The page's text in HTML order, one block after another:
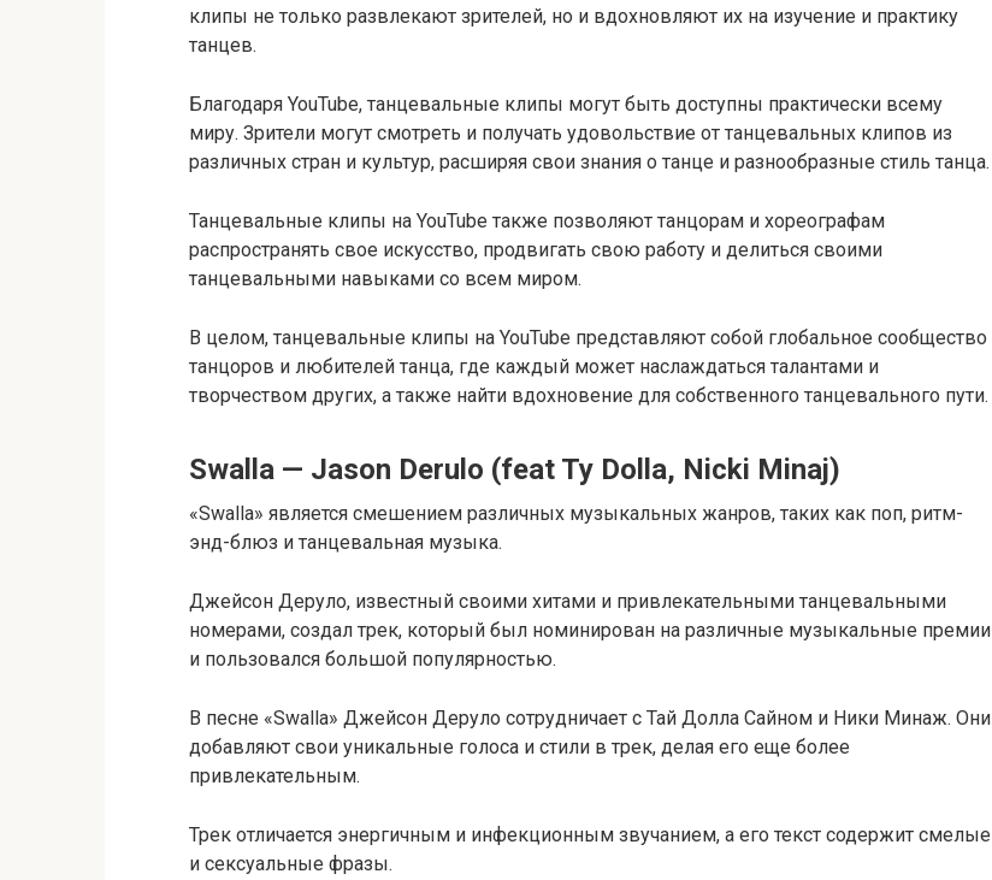
клипы не только развлекают зрителей, но и вдохновляют их на изучение и практику
танцев.
Благодаря YouTube, танцевальные клипы могут быть доступны практически всему
миру. Зрители могут смотреть и получать удовольствие от танцевальных клипов из
различных стран и культур, расширяя свои знания о танце и разнообразные стиль танца.
Танцевальные клипы на YouTube также позволяют танцорам и хореографам
распространять свое искусство, продвигать свою работу и делиться своими
танцевальными навыками со всем миром.
В целом, танцевальные клипы на YouTube представляют собой глобальное сообщество
танцоров и любителей танца, где каждый может наслаждаться талантами и
творчеством других, а также найти вдохновение для собственного танцевального пути.
Swalla — Jason Derulo (feat Ty Dolla, Nicki Minaj)
«Swalla» является смешением различных музыкальных жанров, таких как поп, ритм-
энд-блюз и танцевальная музыка.
Джейсон Деруло, известный своими хитами и привлекательными танцевальными
номерами, создал трек, который был номинирован на различные музыкальные премии
и пользовался большой популярностью.
В песне «Swalla» Джейсон Деруло сотрудничает с Тай Долла Сайном и Ники Минаж. Они
добавляют свои уникальные голоса и стили в трек, делая его еще более
привлекательным.
Трек отличается энергичным и инфекционным звучанием, а его текст содержит смелые
и сексуальные фразы.